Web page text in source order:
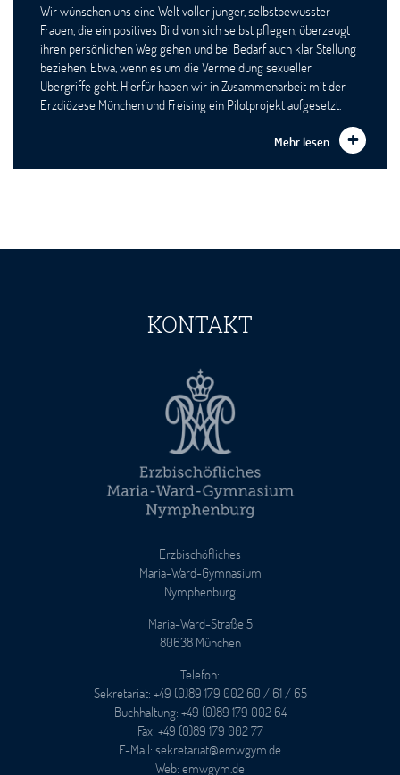
Wir wünschen uns eine Welt voller junger, selbstbewusster
Frauen, die ein positives Bild von sich selbst pflegen, überzeugt
ihren persönlichen Weg gehen und bei Bedarf auch klar Stellung
beziehen. Etwa, wenn es um die Vermeidung sexueller
Übergriffe geht. Hierfür haben wir in Zusammenarbeit mit der
Erzdiözese München und Freising ein Pilotprojekt aufgesetzt.
Mehr lesen
KONTAKT
Erzbischöfliches
Maria-Ward-Gymnasium
Nymphenburg
Maria-Ward-Straße 5
80638 München
Telefon:
Sekretariat: +49 (0)89 179 002 60 / 61 / 65
Buchhaltung: +49 (0)89 179 002 64
Fax: +49 (0)89 179 002 77
E-Mail: sekretariat@emwgym.de
Web: emwgym.de